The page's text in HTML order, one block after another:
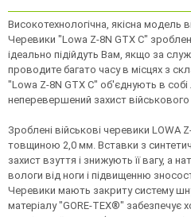
Високотехнологічна, якісна модель
Черевики "Lowa Z-8N GTX C"
ідеально підійдуть Вам, якщо за
проводите багато часу в місцях з
"Lowa Z-8N GTX C" об'єднують в собі
неперевершений захист військового
Зроблені військові черевики LOWA
товщиною 2,0 мм. Вставки з
захист взуття і знижують її вагу, а
вологи від ноги і підвищенню
Черевики мають закриту систему
матеріалу "GORE-TEX®" забезпечує